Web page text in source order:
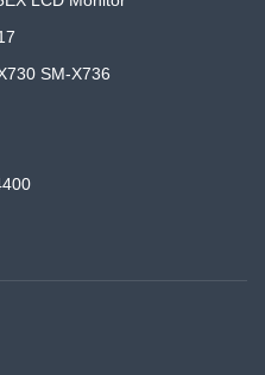
SM-X736